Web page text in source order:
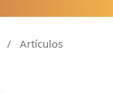
/ Artículos